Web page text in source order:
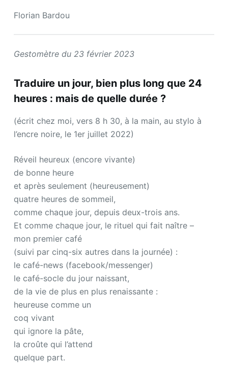
Florian Bardou
Gestomètre du 23 février 2023
Traduire un jour, bien plus long que 24
heures : mais de quelle durée ?
(écrit chez moi, vers 8 h 30, à la main, au stylo à
l’encre noire, le 1er juillet 2022)
Réveil heureux (encore vivante)
de bonne heure
et après seulement (heureusement)
quatre heures de sommeil,
comme chaque jour, depuis deux-trois ans.
Et comme chaque jour, le rituel qui fait naître –
mon premier café
(suivi par cinq-six autres dans la journée) :
le café-news (facebook/messenger)
le café-socle du jour naissant,
de la vie de plus en plus renaissante :
heureuse comme un
coq vivant
qui ignore la pâte,
la croûte qui l’attend
quelque part.